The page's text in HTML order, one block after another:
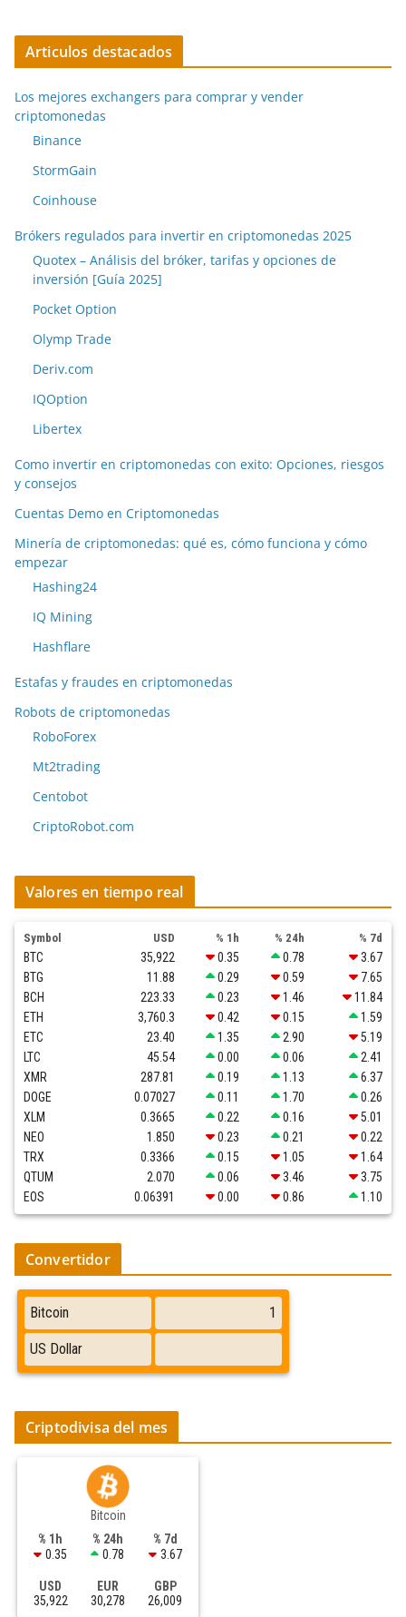
Articulos destacados
Los mejores exchangers para comprar y vender
criptomonedas
Binance
StormGain
Coinhouse
Brókers regulados para invertir en criptomonedas 2025
Quotex – Análisis del bróker, tarifas y opciones de
inversión [Guía 2025]
Pocket Option
Olymp Trade
Deriv.com
IQOption
Libertex
Como invertir en criptomonedas con exito: Opciones, riesgos
y consejos
Cuentas Demo en Criptomonedas
Minería de criptomonedas: qué es, cómo funciona y cómo
empezar
Hashing24
IQ Mining
Hashflare
Estafas y fraudes en criptomonedas
Robots de criptomonedas
RoboForex
Mt2trading
Centobot
CriptoRobot.com
Valores en tiempo real
Symbol USD % 1h % 24h % 7d
BTC 35,922 0.35 0.78
3.67
BTG
11.88 0.29 0.59
7.65
BCH
223.33 0.23 1.46
11.84
ETH
3,760.3 0.42 0.15
1.59
ETC
23.40 1.35 2.90
5.19
LTC
45.54 0.00 0.06
2.41
XMR
287.81 0.19 1.13
6.37
DOGE
0.07027 0.11 1.70
0.26
XLM
0.3665 0.22 0.16
5.01
NEO
1.850 0.23 0.21
0.22
TRX
0.3366 0.15 1.05
1.64
QTUM
2.070 0.06 3.46
3.75
EOS
0.06391 0.00 0.86 1.10
Convertidor
Criptodivisa del mes
Bitcoin
% 1h
0.35
% 24h
0.78
% 7d
3.67
USD
35,922
EUR
30,278
GBP
26,009